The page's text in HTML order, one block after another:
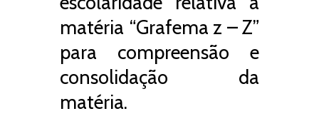
matéria “Grafema z – Z”
para compreensão e
consolidação da
matéria.